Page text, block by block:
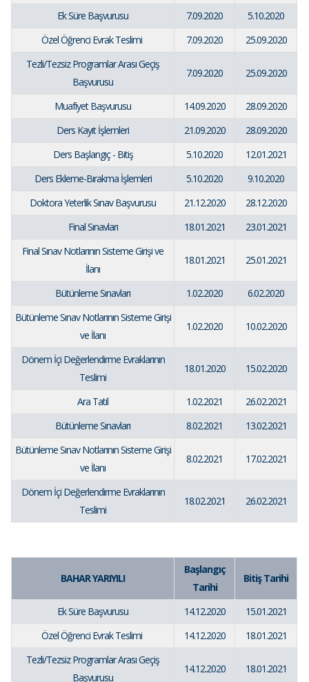
Ek Süre Başvurusu
7.09.2020
5.10.2020
Özel Öğrenci Evrak Teslimi
7.09.2020
25.09.2020
Tezli/Tezsiz Programlar Arası Geçiş
Başvurusu
7.09.2020 25.09.2020
Muafiyet Başvurusu 14.09.2020
28.09.2020
Ders Kayıt İşlemleri
21.09.2020
28.09.2020
Ders Başlangıç - Bitiş
5.10.2020
12.01.2021
Ders Ekleme-Bırakma İşlemleri
5.10.2020
9.10.2020
Doktora Yeterlik Sınav Başvurusu
21.12.2020
28.12.2020
Final Sınavları
18.01.2021
23.01.2021
Final Sınav Notlarının Sisteme Girişi ve
İlanı
18.01.2021 25.01.2021
Bütünleme Sınavları 1.02.2020
6.02.2020
Bütünleme Sınav Notlarının Sisteme Girişi
ve İlanı
1.02.2020 10.02.2020
Dönem İçi Değerlendirme Evraklarının
Teslimi
18.01.2020 15.02.2020
Ara Tatil 1.02.2021
26.02.2021
Bütünleme Sınavları
8.02.2021
13.02.2021
Bütünleme Sınav Notlarının Sisteme Girişi
ve İlanı
8.02.2021 17.02.2021
Dönem İçi Değerlendirme Evraklarının
Teslimi
18.02.2021 26.02.2021
BAHAR YARIYILI
Başlangıç
Tarihi
Bitiş Tarihi
Ek Süre Başvurusu 14.12.2020
15.01.2021
Özel Öğrenci Evrak Teslimi
14.12.2020
18.01.2021
Tezli/Tezsiz Programlar Arası Geçiş
Başvurusu
14.12.2020 18.01.2021